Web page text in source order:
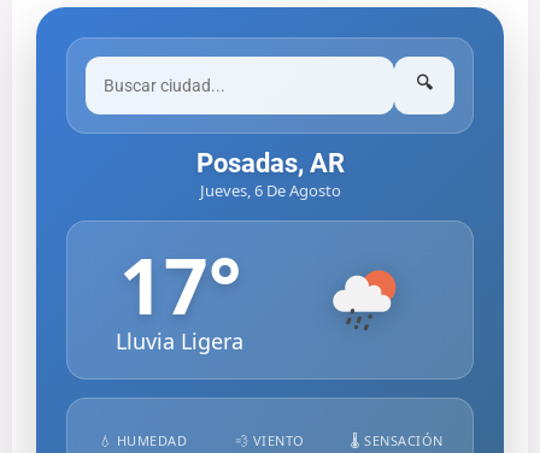
🔍
Posadas, AR
Jueves, 6 De Agosto
17°
Lluvia Ligera
💧 HUMEDAD 💨 VIENTO 🌡️ SENSACIÓN